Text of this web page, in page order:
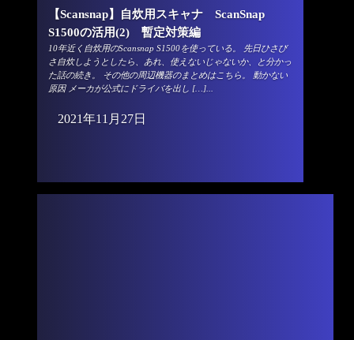
【Scansnap】自炊用スキャナ ScanSnap
S1500の活用(2) 暫定対策編
10年近く自炊用のScansnap S1500を使っている。 先日ひさび
さ自炊しようとしたら、あれ、使えないじゃないか、と分かっ
た話の続き。 その他の周辺機器のまとめはこちら。 動かない
原因 メーカが公式にドライバを出し […]...
2021年11月27日